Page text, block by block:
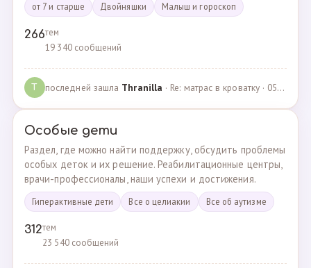
от 7 и старше
Двойняшки Малыш и гороскоп
266тем
19 340 сообщений
T последней зашла Thranilla · Re: матрас в кроватку · 05.05.2024
Особые дети
Раздел, где можно найти поддержку, обсудить проблемы
особых деток и их решение. Реабилитационные центры,
врачи-профессионалы, наши успехи и достижения.
Гиперактивные дети Все о целиакии Все об аутизме
312тем
23 540 сообщений